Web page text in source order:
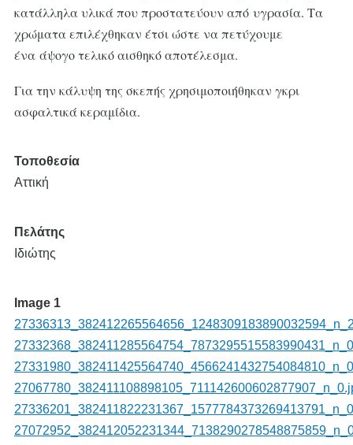
κατάλληλα υλικά που προστατεύουν από υγρασία. Τα
χρώματα επιλέχθηκαν έτσι ώστε να πετύχουμε
ένα άψογο τελικό αισθηκό αποτέλεσμα.
Για την κάλυψη της σκεπής χρησιμοποιήθηκαν γκρι
ασφαλτικά κεραμίδια.
Τοποθεσία
Αττική
Πελάτης
Ιδιώτης
Image 1